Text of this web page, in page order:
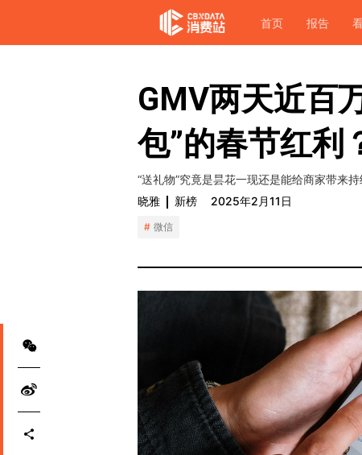
首页 报告
GMV两天近百
包”的春节红利
“送礼物”究竟是昙花一现还是能给商家带来
晓雅
新榜 2025年2月11日
微信